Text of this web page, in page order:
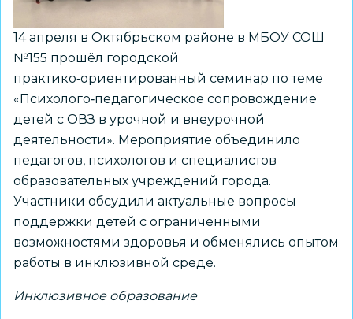
14 апреля в Октябрьском районе в МБОУ СОШ
№155 прошёл городской
практико‑ориентированный семинар по теме
«Психолого‑педагогическое сопровождение
детей с ОВЗ в урочной и внеурочной
деятельности». Мероприятие объединило
педагогов, психологов и специалистов
образовательных учреждений города.
Участники обсудили актуальные вопросы
поддержки детей с ограниченными
возможностями здоровья и обменялись опытом
работы в инклюзивной среде.
Инклюзивное образование